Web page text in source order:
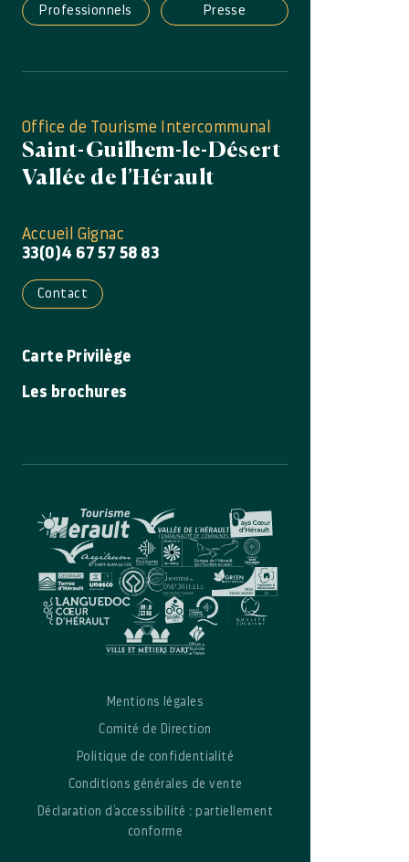
Professionnels Presse
Office de Tourisme Intercommunal
Saint-Guilhem-le-Désert
Vallée de l’Hérault
Accueil Gignac
33(0)4 67 57 58 83
Contact
Carte Privilège
Les brochures
Mentions légales
Comité de Direction
Politique de confidentialité
Conditions générales de vente
Déclaration d’accessibilité : partiellement
conforme